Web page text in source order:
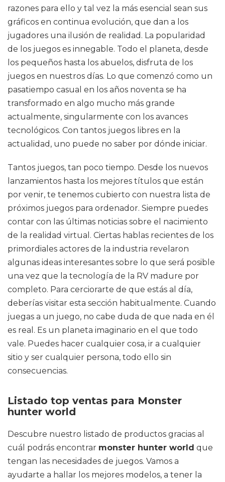
razones para ello y tal vez la más esencial sean sus
gráficos en continua evolución, que dan a los
jugadores una ilusión de realidad. La popularidad
de los juegos es innegable. Todo el planeta, desde
los pequeños hasta los abuelos, disfruta de los
juegos en nuestros días. Lo que comenzó como un
pasatiempo casual en los años noventa se ha
transformado en algo mucho más grande
actualmente, singularmente con los avances
tecnológicos. Con tantos juegos libres en la
actualidad, uno puede no saber por dónde iniciar.
Tantos juegos, tan poco tiempo. Desde los nuevos
lanzamientos hasta los mejores títulos que están
por venir, te tenemos cubierto con nuestra lista de
próximos juegos para ordenador. Siempre puedes
contar con las últimas noticias sobre el nacimiento
de la realidad virtual. Ciertas hablas recientes de los
primordiales actores de la industria revelaron
algunas ideas interesantes sobre lo que será posible
una vez que la tecnología de la RV madure por
completo. Para cerciorarte de que estás al día,
deberías visitar esta sección habitualmente. Cuando
juegas a un juego, no cabe duda de que nada en él
es real. Es un planeta imaginario en el que todo
vale. Puedes hacer cualquier cosa, ir a cualquier
sitio y ser cualquier persona, todo ello sin
consecuencias.
Listado top ventas para Monster
hunter world
Descubre nuestro listado de productos gracias al
cuál podrás encontrar monster hunter world que
tengan las necesidades de juegos. Vamos a
ayudarte a hallar los mejores modelos, a tener la